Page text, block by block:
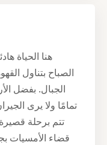
هنا الحياة
الصباح بتناول
الجبال. بفضل
تمامًا ولا يرى
تتم برحلة
قضاء الأمسيات